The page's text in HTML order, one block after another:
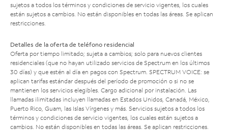
sujetos a todos los términos y condiciones de servicio vigentes, los cuales
están sujetos a cambios. No están disponibles en todas las áreas. Se aplican
restricciones.
Detalles de la oferta de teléfono residencial
Oferta por tiempo limitado; sujeta a cambios; solo para nuevos clientes
residenciales (que no hayan utilizado servicios de Spectrum en los últimos
30 días) y que estén al día en pagos con Spectrum. SPECTRUM VOICE: se
aplican tarifas estándar después del período de promoción o si no se
mantienen los servicios elegibles. Cargo adicional por instalación. Las
llamadas ilimitadas incluyen llamadas en Estados Unidos, Canadá, México,
Puerto Rico, Guam, las Islas Vírgenes y más. Servicios sujetos a todos los
términos y condiciones de servicio vigentes, los cuales están sujetos a
cambios. No están disponibles en todas las áreas. Se aplican restricciones.